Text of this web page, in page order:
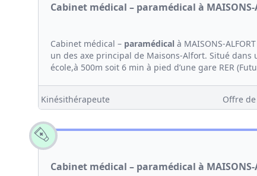
Cabinet médical – paramédical à MAISONS-
Cabinet médical – paramédical à MAISONS-
un des axe principal de Maisons-Alfort. Situé
école,à 500m soit 6 min à pied d’une gare RER
Kinésithérapeute Offre
Cabinet médical – paramédical à MAISONS-